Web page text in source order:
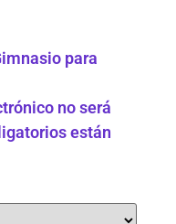
para
no será
están